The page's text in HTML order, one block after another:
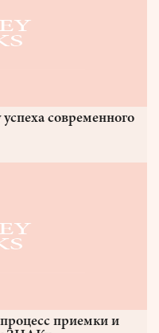
современного
приемки и